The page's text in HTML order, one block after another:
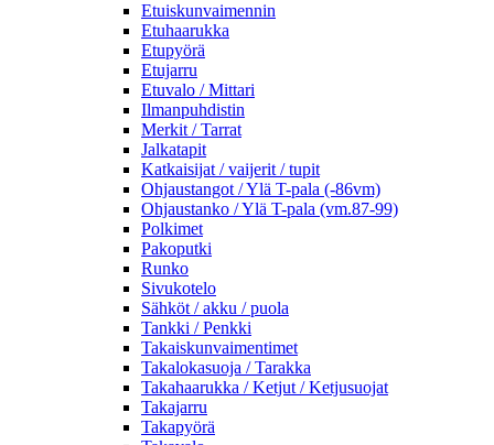
Etuiskunvaimennin
Etuhaarukka
Etupyörä
Etujarru
Etuvalo / Mittari
Ilmanpuhdistin
Merkit / Tarrat
Jalkatapit
Katkaisijat / vaijerit / tupit
Ohjaustangot / Ylä T-pala (-86vm)
Ohjaustanko / Ylä T-pala (vm.87-99)
Polkimet
Pakoputki
Runko
Sivukotelo
Sähköt / akku / puola
Tankki / Penkki
Takaiskunvaimentimet
Takalokasuoja / Tarakka
Takahaarukka / Ketjut / Ketjusuojat
Takajarru
Takapyörä